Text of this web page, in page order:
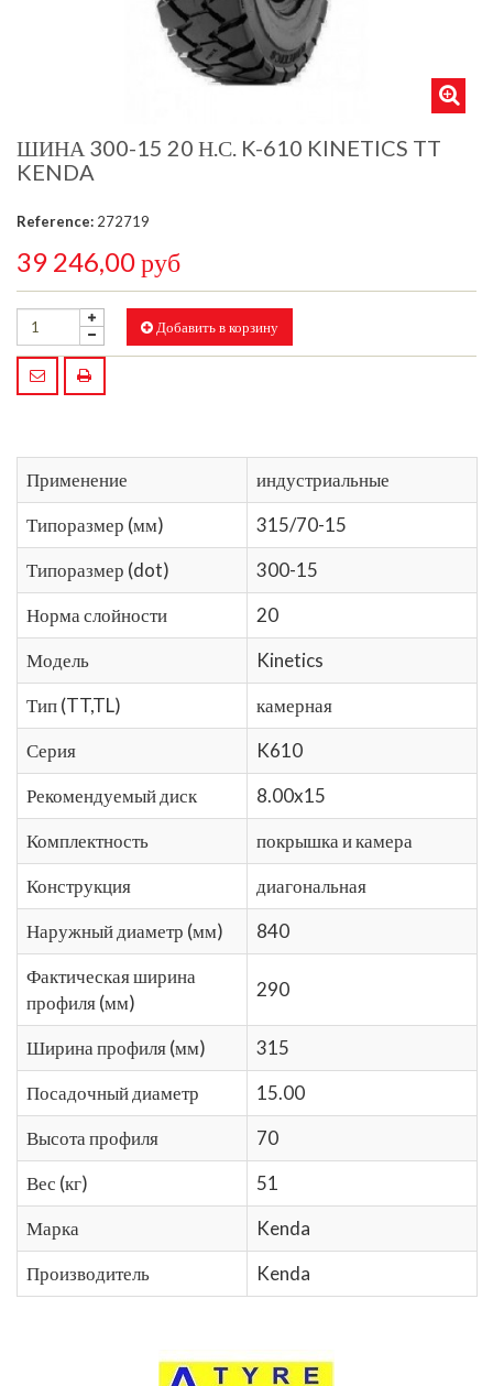
ШИНА 300-15 20 Н.С. K-610 KINETICS TT
KENDA
Reference: 272719
39 246,00 руб
Добавить в корзину
Применение
индустриальные
Типоразмер (мм)
315/70-15
Типоразмер (dot)
300-15
Норма слойности
20
Модель
Kinetics
Тип (TT,TL)
камерная
Серия
K610
Рекомендуемый диск
8.00x15
Комплектность
покрышка и камера
Конструкция
диагональная
Наружный диаметр (мм)
840
Фактическая ширина
профиля (мм)
290
Ширина профиля (мм)
315
Посадочный диаметр
15.00
Высота профиля
70
Вес (кг)
51
Марка
Kenda
Производитель
Kenda